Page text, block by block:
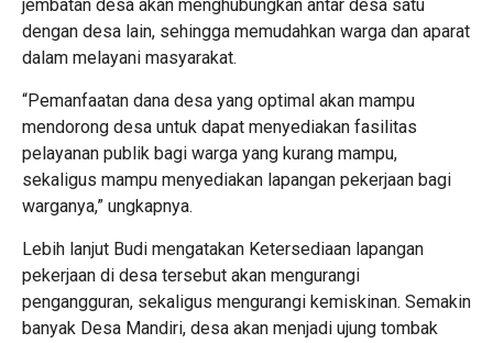
jembatan desa akan menghubungkan antar desa satu
dengan desa lain, sehingga memudahkan warga dan aparat
dalam melayani masyarakat.
“Pemanfaatan dana desa yang optimal akan mampu
mendorong desa untuk dapat menyediakan fasilitas
pelayanan publik bagi warga yang kurang mampu,
sekaligus mampu menyediakan lapangan pekerjaan bagi
warganya,” ungkapnya.
Lebih lanjut Budi mengatakan Ketersediaan lapangan
pekerjaan di desa tersebut akan mengurangi
pengangguran, sekaligus mengurangi kemiskinan. Semakin
banyak Desa Mandiri, desa akan menjadi ujung tombak